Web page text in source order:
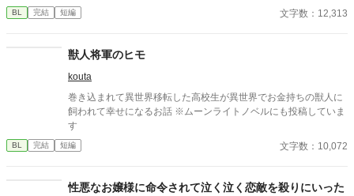
を選んだ。 深く傷ついた湊は、彼の前から姿を消す。 数か月後―
―。 湊の身体は、これまで誰も知らなかった希少な『遅咲きΩ』
たと知る。 「戻ってきてくれ」 今さら必死に追いかけてくる玲
司。 だが湊の隣には、自分を支え続けてくれた医師のα・神崎伊
織がいた。 「あなたは俺を捨てたでしょう」 後悔に苦しむα、執
着する第二のα、そして希少Ωを巡る陰謀。 もう二度と傷つきた
くないΩが最後に選ぶ相手とは――。 捨てた側の後悔と執着が加
速する、すれ違いオメガバースBL。
BL 完結 短編 文字数：12,313
獣人将軍のヒモ
kouta
巻き込まれて異世界移転した高校生が異世界でお金持ちの獣人に
飼われて幸せになるお話 ※ムーンライトノベルにも投稿していま
す
BL 完結 短編 文字数：10,072
性悪なお嬢様に命令されて泣く泣く恋敵を殺りにいった